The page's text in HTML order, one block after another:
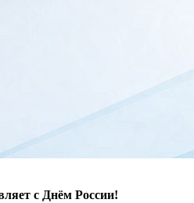
с Днём России!